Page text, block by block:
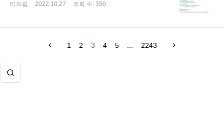
티드립 2022.10.27 조회 수: 350
1 2 3 4 5 ... 2243